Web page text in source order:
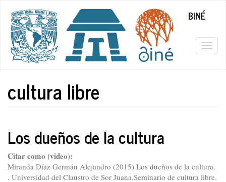
contenido
principal
BINÉ
cultura libre
Los dueños de la cultura
Citar como (video):
Miranda Díaz Germán Alejandro (2015) Los dueños de la cultura.
. Universidad del Claustro de Sor Juana,Seminario de cultura libre.